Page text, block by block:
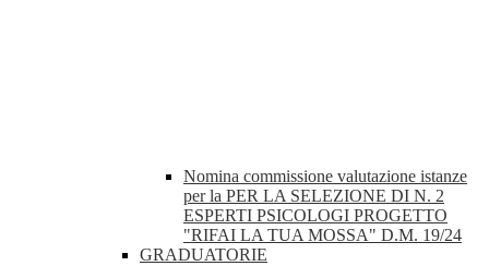
Nomina commissione valutazione istanze
per la PER LA SELEZIONE DI N. 2
ESPERTI PSICOLOGI PROGETTO
"RIFAI LA TUA MOSSA" D.M. 19/24
GRADUATORIE